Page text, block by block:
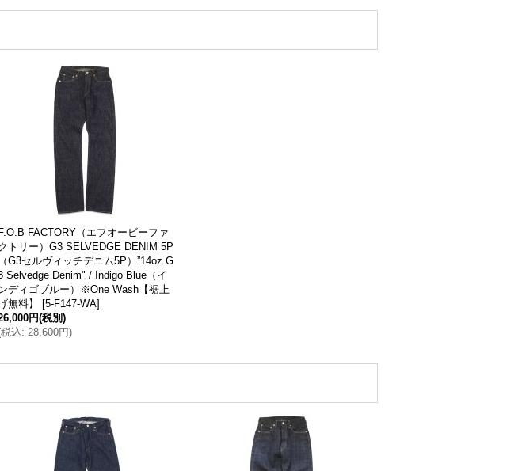
F.O.B FACTORY（エフオービーファ
トリー）G3 SELVEDGE DENIM 5P
（G3セルヴィッチデニム5P）”14oz G
Selvedge Denim" / Indigo Blue（イ
ディゴブルー）※One Wash【裾上
無料】
[5-F147-WA]
円(税別)
税込: 28,600円)